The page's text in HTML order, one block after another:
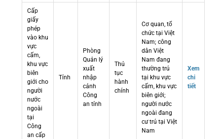
Cấp
giấy
phép
vào khu
vực
cấm,
khu vực
biên
giới cho
người
nước
ngoài
tại
Công
an cấp
Tỉnh
Phòng
Quản lý
xuất
nhập
cảnh
Công
an tỉnh
Thủ
tục
hành
chính
Cơ quan, tổ
chức tại Việt
Nam; công
dân Việt
Nam đang
thường trú
tại khu vực
cấm, khu vực
biên giới;
người nước
ngoài đang
cư trú tại Việt
Nam
Xem
chi
tiết